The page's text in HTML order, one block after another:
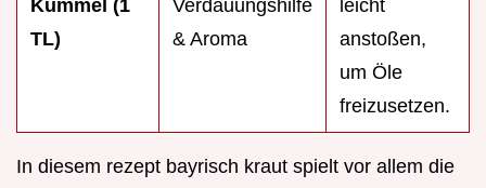
Kümmel (1
TL)
Verdauungshilfe
& Aroma
leicht
anstoßen,
um Öle
freizusetzen.
In diesem rezept bayrisch kraut spielt vor allem die